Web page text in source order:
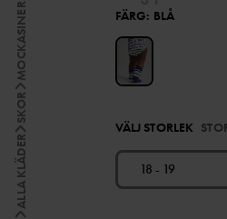
ALLA KLÄDER
SKOR
MOCKASINER FÄRG: BLÅ
VÄLJ STORLEK
18 - 19